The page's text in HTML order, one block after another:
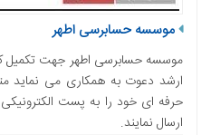
موسسه حسابرسی اطهر
موسسه حسابرسی اطهر جهت تکمیل
ارشد دعوت به همکاری می نماید
ارسال نمایند.